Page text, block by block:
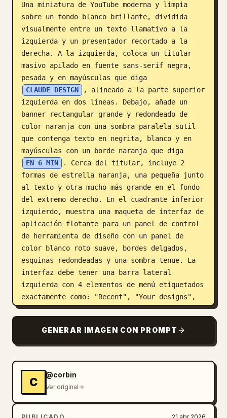
Actualizaciones
Una miniatura de YouTube moderna y limpia
sobre un fondo blanco brillante, dividida
visualmente entre un texto llamativo a la
izquierda y un presentador recortado a la
derecha. A la izquierda, coloca un titular
masivo apilado en fuente sans-serif negra,
pesada y en mayúsculas que diga
CLAUDE DESIGN
, alineado a la parte superior
izquierda en dos líneas. Debajo, añade un
banner rectangular grande y redondeado de
color naranja con una sombra paralela sutil
que contenga texto en negrita, blanco y en
mayúsculas con un borde naranja que diga
EN 6 MIN
. Cerca del titular, incluye 2
formas de estrella naranja, una pequeña junto
al texto y otra mucho más grande en el fondo
del extremo derecho. En el cuadrante inferior
izquierdo, muestra una maqueta de interfaz de
aplicación flotante para un panel de control
de herramienta de diseño con un panel de
color blanco roto suave, bordes delgados,
esquinas redondeadas y una sombra tenue. La
interfaz debe tener una barra lateral
izquierda con 4 elementos de menú etiquetados
exactamente como: "Recent", "Your designs",
"Examples" y "Design systems". El encabezado
contener 3 tarjetas de proyecto dispuestas en
una cuadrícula, etiquetadas exactamente como:
"Design System". En la mitad derecha, muestra
a un hombre joven adulto, recortado y con
aspecto fotorrealista, desde el pecho hacia
arriba, vistiendo un suéter de cuello alto
GENERAR IMAGEN CON PROMPT
C
@corbin
Ver original